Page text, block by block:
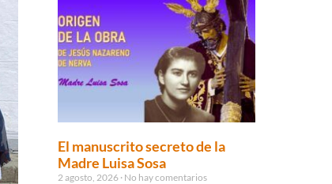
El manuscrito secreto de la
Madre Luisa Sosa
2 agosto, 2026 No hay comentarios